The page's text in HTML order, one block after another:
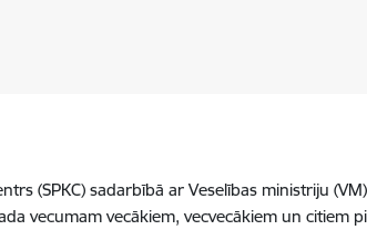
(SPKC) sadarbībā ar Veselības ministriju
vecumam vecākiem, vecvecākiem un citiem